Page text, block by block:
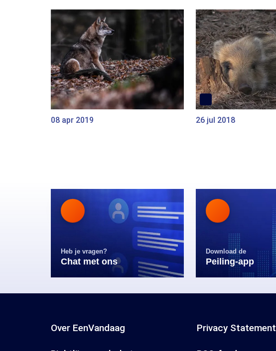
08 apr 2019 26 jul 2018
Heb je vragen?
Chat met ons
Download de
Peiling-app
Over EenVandaag Privacy Statement